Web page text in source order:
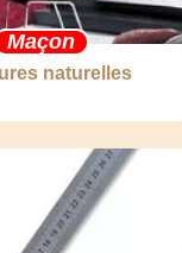
Maçon
naturelles